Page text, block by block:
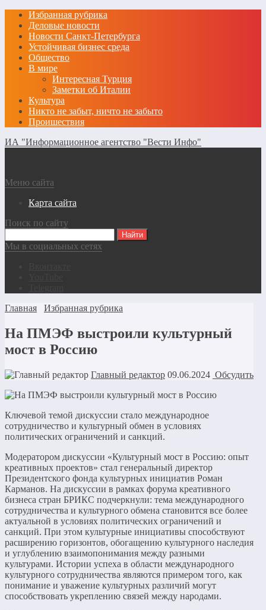
Избранная рубрика
Деловые новости
Новости Санкт-Петербурга
Устойчивая бизнес среда
Общество
В мире
Интересная Турция
Заметки об Италии
Культура
Никто не забыт, ничто не забыто
Проишествия
ИА "Информационное агентство "Вести Инфо"
Меню сайта
Карта сайта
Поиск по сайту
Мы в социальных сетях
Главная
Избранная рубрика
На ПМЭФ выстроили культурный
мост в Россию
Главный редактор 09.06.2024 Обсудить
Ключевой темой дискуссии стало международное
сотрудничество и культурный обмен в условиях
политических ограничений и санкций.
Модератором дискуссии «Культурный мост в Россию: опыт
креативных проектов» стал генеральный директор
Президентского фонда культурных инициатив Роман
Карманов. На дискуссии в рамках форума креативного
бизнеса стран БРИКС подчеркнули: тема международного
сотрудничества и культурного обмена становится все более
актуальной в условиях политических ограничений и
санкций. При этом культурные инициативы способствуют
расширению горизонтов, обогащению культурного наследия
и углублению взаимопонимания между разными
культурами. Истории успеха в области международного
культурного сотрудничества являются примером того, как
понимание и уважение культурных различий могут
способствовать укреплению связей между народами.